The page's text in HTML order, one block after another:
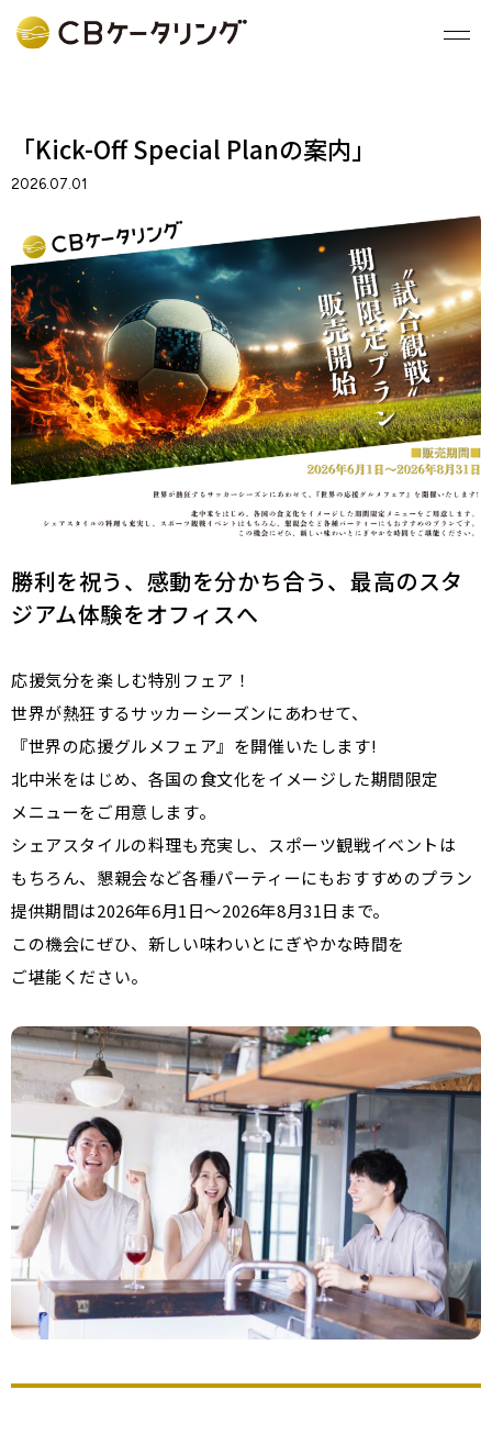
「Kick-Off Special Planの案内」
2026.07.01
勝利を祝う、感動を分かち合う、最高のスタ
ジアム体験をオフィスへ
応援気分を楽しむ特別フェア！
世界が熱狂するサッカーシーズンにあわせて、
『世界の応援グルメフェア』を開催いたします!
北中米をはじめ、各国の食文化をイメージした期間限定
メニューをご用意します。
シェアスタイルの料理も充実し、スポーツ観戦イベントは
もちろん、懇親会など各種パーティーにもおすすめのプラン
提供期間は2026年6月1日～2026年8月31日まで。
この機会にぜひ、新しい味わいとにぎやかな時間を
ご堪能ください。